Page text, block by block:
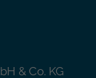
& Co. KG